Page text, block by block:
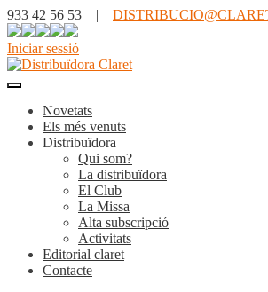
933 42 56 53 |
Iniciar sessió
Novetats
Els més venuts
Distribuïdora
Qui som?
La distribuïdora
El Club
La Missa
Alta subscripció
Activitats
Editorial claret
Contacte